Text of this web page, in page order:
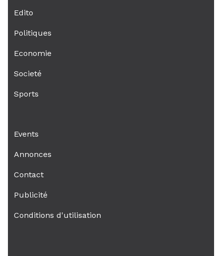
Edito
Politiques
Economie
Societé
Sports
Events
Annonces
Contact
Publicité
Conditions d'utilisation